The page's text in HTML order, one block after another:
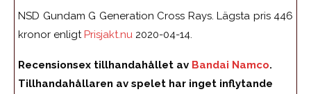
NSD Gundam G Generation Cross Rays. Lägsta pris 446
kronor enligt Prisjakt.nu 2020-04-14.
Recensionsex tillhandahållet av Bandai Namco.
Tillhandahållaren av spelet har inget inflytande